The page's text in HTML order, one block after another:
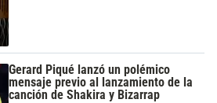
Gerard Piqué lanzó un polémico
mensaje previo al lanzamiento de la
canción de Shakira y Bizarrap